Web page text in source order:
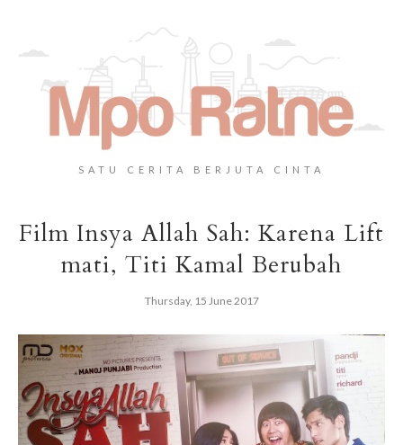
SATU CERITA BERJUTA CINTA
Film Insya Allah Sah: Karena Lift
mati, Titi Kamal Berubah
Thursday, 15 June 2017